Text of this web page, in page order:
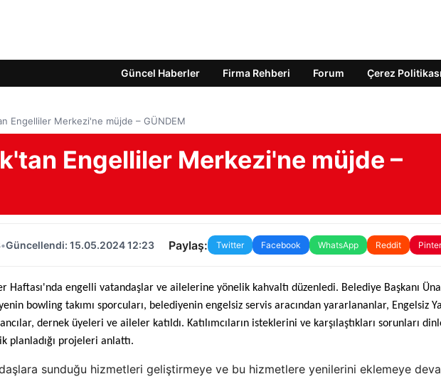
Güncel Haberler Firma Rehberi Forum Çerez Politikası
Engelliler Merkezi'ne müjde – GÜNDEM
Engelliler Merkezi'ne müjde –
•Güncellendi: 15.05.2024 12:23 Paylaş: Twitter Facebook WhatsApp Reddit
Haftası'nda engelli vatandaşlar ve ailelerine yönelik kahvaltı düzenledi. Belediye Başkanı Ünal
bowling takımı sporcuları, belediyenin engelsiz servis aracından yararlananlar, Engelsiz
dernek üyeleri ve aileler katıldı. Katılımcıların isteklerini ve karşılaştıkları sorunları
planladığı projeleri anlattı.
sunduğu hizmetleri geliştirmeye ve bu hizmetlere yenilerini eklemeye